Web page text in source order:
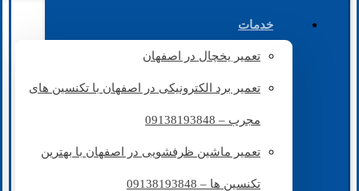
خدمات
تعمیر یخچال در اصفهان
تعمیر برد الکترونیکی در اصفهان با تکنسین های
مجرب – 09138193848
تعمیر ماشین ظرفشویی در اصفهان با بهترین
تکنسین ها – 09138193848